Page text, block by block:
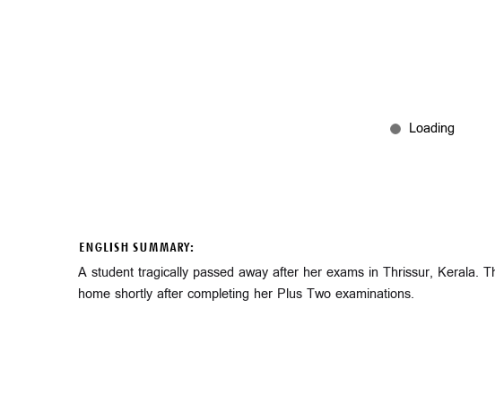
ENGLISH SUMMARY:
A student tragically passed away after her exams in Thrissur, Kerala.
home shortly after completing her Plus Two examinations.